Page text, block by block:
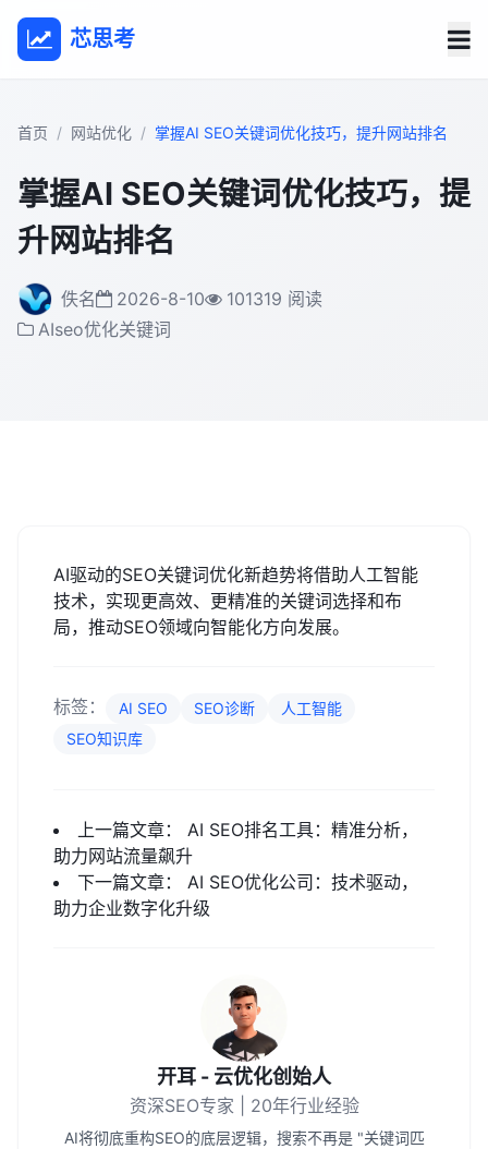
芯思考
首页 网站优化 掌握AI SEO关键词优化技巧，提升网站排名
掌握AI SEO关键词优化技巧，提
升网站排名
佚名 2026-8-10
101319 阅读
AIseo优化关键词
AI驱动的SEO关键词优化新趋势将借助人工智能
技术，实现更高效、更精准的关键词选择和布
局，推动SEO领域向智能化方向发展。
标签： AI SEO SEO诊断
人工智能
SEO知识库
上一篇文章： AI SEO排名工具：精准分析，
助力网站流量飙升
下一篇文章： AI SEO优化公司：技术驱动，
助力企业数字化升级
开耳 - 云优化创始人
资深SEO专家 | 20年行业经验
AI将彻底重构SEO的底层逻辑，搜索不再是 "关键词匹